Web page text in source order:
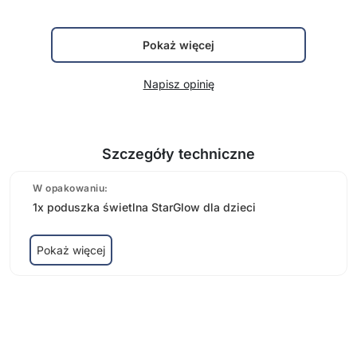
Pokaż więcej
Napisz opinię
Szczegóły techniczne
W opakowaniu:
1x poduszka świetlna StarGlow dla dzieci
Pokaż więcej